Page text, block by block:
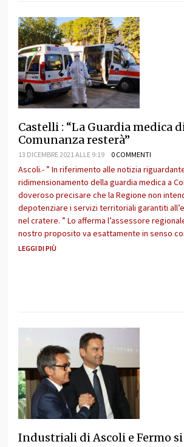
Castelli : “La Guardia medica
Comunanza resterà”
13 DICEMBRE 2021 ALLE 9:19 0 COMMENTI
Ascoli.- ” In riferimento alle notizia
ridimensionamento della guardia medica a
doveroso precisare che la Regione non
depotenziare i servizi territoriali garantiti
nel cratere. ” Lo afferma l’assessore
nostro proposito va esattamente in senso
LEGGI DI PIÙ
Industriali di Ascoli e Fermo